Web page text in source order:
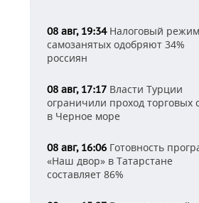
08 авг, 19:34Налоговый
самозанятых одобряют 34%
россиян
08 авг, 17:17 Власти Турции
ограничили проход торговых
в Черное море
08 авг, 16:06 Готовность
«Наш двор» в Татарстане
составляет 86%